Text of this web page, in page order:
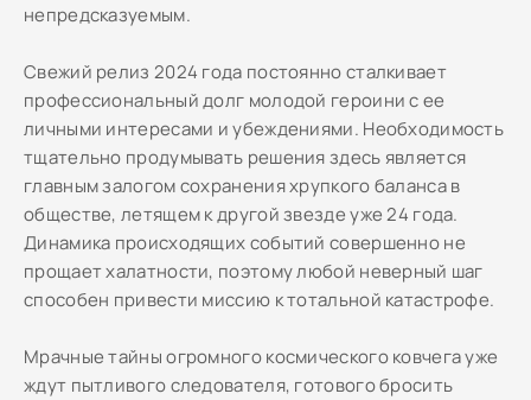
непредсказуемым.
Свежий релиз 2024 года постоянно сталкивает
профессиональный долг молодой героини с ее
личными интересами и убеждениями. Необходимость
тщательно продумывать решения здесь является
главным залогом сохранения хрупкого баланса в
обществе, летящем к другой звезде уже 24 года.
Динамика происходящих событий совершенно не
прощает халатности, поэтому любой неверный шаг
способен привести миссию к тотальной катастрофе.
Мрачные тайны огромного космического ковчега уже
ждут пытливого следователя, готового бросить